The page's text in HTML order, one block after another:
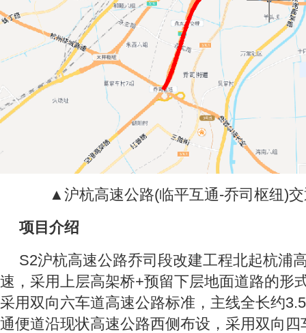
▲沪杭高速公路(临平互通-乔司枢纽)
项目介绍
S2沪杭高速公路乔司段改建工程北起杭浦
速，采用上层高架桥+预留下层地面道路的形
采用双向六车道高速公路标准，主线全长约
通便道沿现状高速公路西侧布设，采用双向四